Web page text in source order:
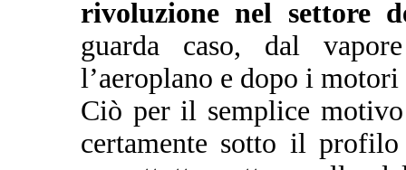
rivoluzione nel settore
guarda caso, dal
l’aeroplano e dopo i
Ciò per il semplice
certamente sotto il